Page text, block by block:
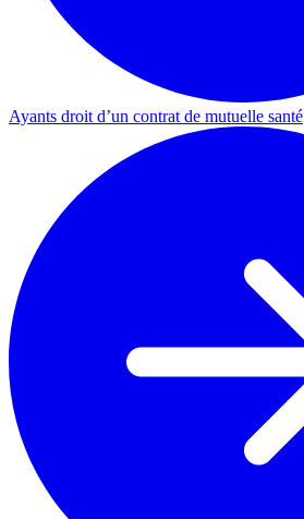
Ayants droit d’un contrat de mutuelle santé